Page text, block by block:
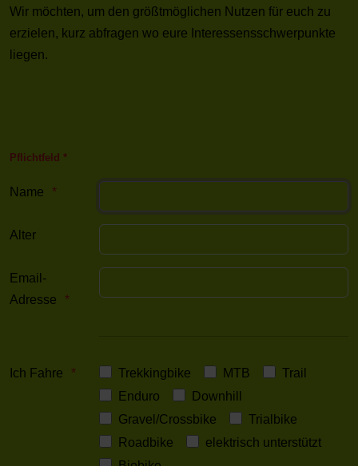
Wir möchten, um den größtmöglichen Nutzen für euch zu
erzielen, kurz abfragen wo eure Interessensschwerpunkte
liegen.
Pflichtfeld *
Name
Alter
Email-
Adresse
Ich Fahre Trekkingbike MTB
Trail
Enduro
Downhill
Gravel/Crossbike
Trialbike
Roadbike
elektrisch unterstützt